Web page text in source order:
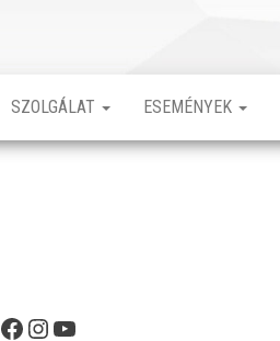
SZOLGÁLAT ESEMÉNYEK
Facebook Instagram YouTube